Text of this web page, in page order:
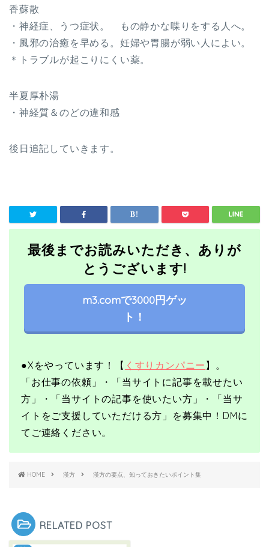
香蘇散
・神経症、うつ症状。 もの静かな喋りをする人へ。
・風邪の治癒を早める。妊婦や胃腸が弱い人によい。
＊トラブルが起こりにくい薬。
半夏厚朴湯
・神経質＆のどの違和感
後日追記していきます。
最後までお読みいただき、ありが
とうございます!
m3.comで3000円ゲッ
ト！
●X をやっています！【 くすりカンパニー 】。
「お仕事の依頼」・「当サイトに記事を載せたい
方」・「当サイトの記事を使いたい方」・「当サ
イトをご支援していただける方」を募集中！ DMに
てご連絡ください。
HOME 漢方 漢方の要点、知っておきたいポイント集
RELATED POST